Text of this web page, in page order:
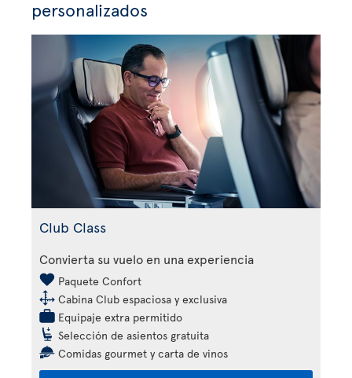
personalizados
Club Class
Convierta su vuelo en una experiencia
Paquete Confort
Cabina Club espaciosa y exclusiva
Equipaje extra permitido
Selección de asientos gratuita
Comidas gourmet y carta de vinos